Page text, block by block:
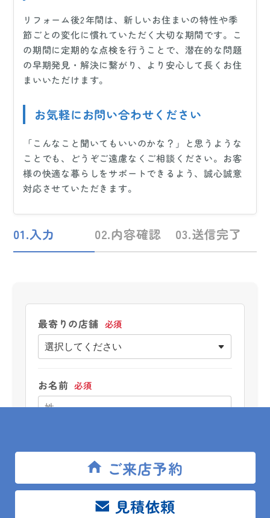
ご来店予約
見積依頼
リフォーム後2年間は、新しいお住まいの特性や季
節ごとの変化に慣れていただく大切な期間です。こ
の期間に定期的な点検を行うことで、潜在的な問題
の早期発見・解決に繋がり、より安心して長くお住
まいいただけます。
お気軽にお問い合わせください
「こんなこと聞いてもいいのかな？」と思うような
ことでも、どうぞご遠慮なくご相談ください。お客
様の快適な暮らしをサポートできるよう、誠心誠意
対応させていただきます。
01.入力 02.内容確認 03.送信完了
最寄りの店舗 必須
お名前 必須
ふりがな 必須